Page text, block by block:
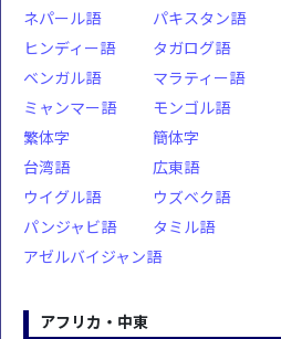
ネパール語
パキスタン語
ヒンディー語
タガログ語
ベンガル語
マラティー語
ミャンマー語
モンゴル語
繁体字
簡体字
台湾語
広東語
ウイグル語
ウズベク語
パンジャビ語
タミル語
アゼルバイジャン語
アフリカ・中東